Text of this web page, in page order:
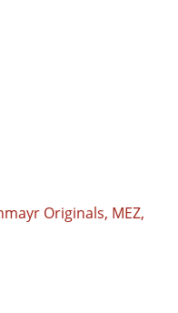
Originals, MEZ,